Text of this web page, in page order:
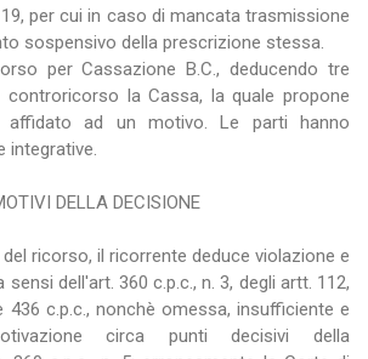
per cui in caso di mancata trasmissione
sospensivo della prescrizione stessa.
per Cassazione B.C., deducendo tre
la Cassa, la quale propone
affidato ad un motivo. Le parti hanno
integrative.
DELLA DECISIONE
ricorso, il ricorrente deduce violazione e
dell'art. 360 c.p.c., n. 3, degli artt. 112,
436 c.p.c., nonchè omessa, insufficiente e
circa punti decisivi della